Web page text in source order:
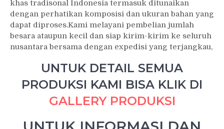
khas tradisonal Indonesia termasuk ditunaikan
dengan perhatikan komposisi dan ukuran bahan yang
dapat diproses.Kami melayani pembelian jumlah
besara ataupun kecil dan siap kirim-kirim ke seluruh
nusantara bersama dengan expedisi yang terjangkau,
UNTUK DETAIL SEMUA
PRODUKSI KAMI BISA KLIK DI
GALLERY PRODUKSI